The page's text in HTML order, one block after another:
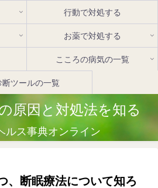
原因と対処法を知る
ルス事典オンライン
行動で対処する
お薬で対処する
こころの病気の一覧
断ツールの一覧
、断眠療法について知ろ